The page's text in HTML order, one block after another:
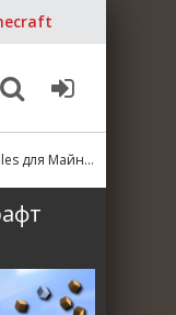
[1.20.2, 1.20]